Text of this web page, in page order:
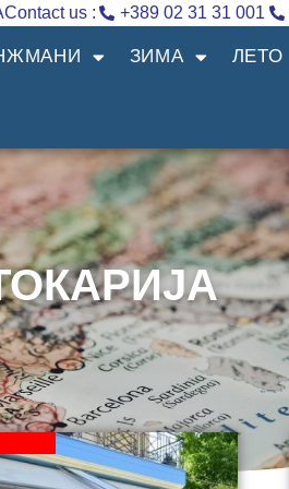
Contact us : +389 02 31 31 001
ЗИМА ЛЕТО